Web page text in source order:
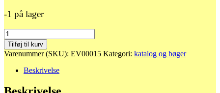
-1 på lager
evergreen
katalog
antal
Tilføj til kurv
Varenummer (SKU): EV00015 Kategori: katalog og bøger
Beskrivelse